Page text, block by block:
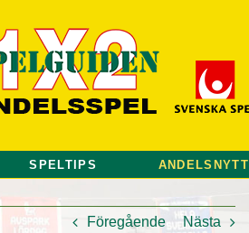
SPELTIPS ANDELSNYTT
Föregående Nästa